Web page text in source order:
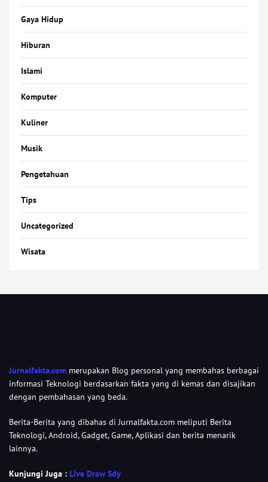
Gaya Hidup
Hiburan
Islami
Komputer
Kuliner
Musik
Pengetahuan
Tips
Uncategorized
Wisata
Jurnalfakta.com merupakan Blog personal yang membahas berbagai
informasi Teknologi berdasarkan fakta yang di kemas dan disajikan
dengan pembahasan yang beda.
Berita-Berita yang dibahas di Jurnalfakta.com meliputi Berita
Teknologi, Android, Gadget, Game, Aplikasi dan berita menarik
lainnya.
Kunjungi Juga : Live Draw Sdy